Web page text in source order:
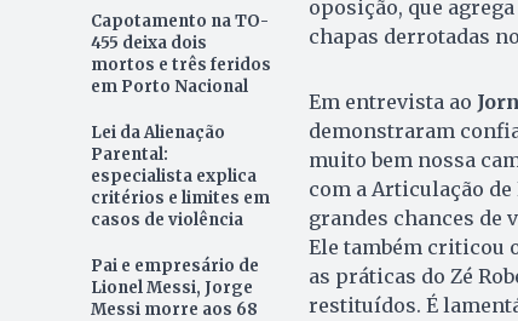
Capotamento na TO-
455 deixa dois
mortos e três feridos
em Porto Nacional
Lei da Alienação
Parental:
especialista explica
critérios e limites em
casos de violência
Pai e empresário de
Lionel Messi, Jorge
Messi morre aos 68
oposição, que
chapas derrotadas
Em entrevista ao
demonstraram
muito bem nossa
com a Articulação
grandes chances de
Ele também criticou
as práticas do Zé
restituídos. É